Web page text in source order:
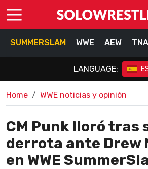
SUMMERSLAM WWE AEW TNA
LANGUAGE:
Home WWE noticias y opinión
CM Punk lloró tras
derrota ante Drew
en WWE